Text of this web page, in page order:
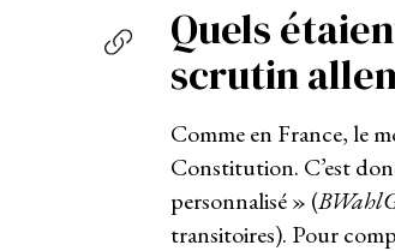
Quels
scrutin
Comme en France, le
Constitution. C’est
personnalisé » (
transitoires). Pour